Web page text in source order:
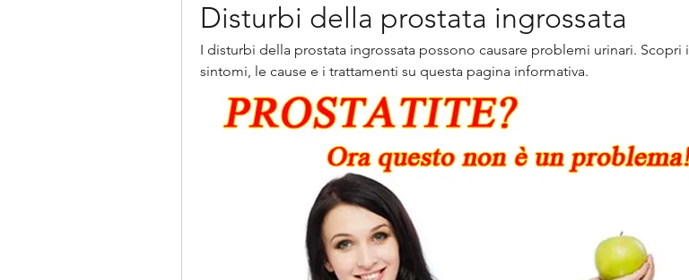
Disturbi della prostata ingrossata
I disturbi della prostata ingrossata possono causare problemi urinari. Scopri i
sintomi, le cause e i trattamenti su questa pagina informativa.